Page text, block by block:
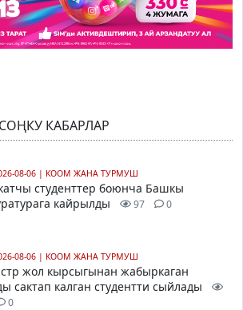
КАБАРЛАР
08-06 | КООМ ЖАНА ТУРМУШ
студенттер боюнча Башкы
кайрылды
97 0
08-06 | КООМ ЖАНА ТУРМУШ
жол кырсыгынан жабыркаган
сактап калган студентти сыйлады
0